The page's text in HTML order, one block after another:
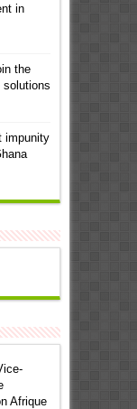
in
the
solutions
impunity
Afrique